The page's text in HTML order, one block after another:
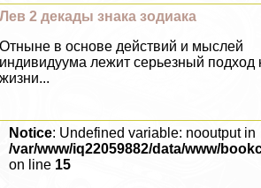
Лев 2 декады знака зодиака
Отныне в основе действий и мыслей
индивидуума лежит серьезный подход
жизни...
Notice: Undefined variable: nooutput in
/var/www/iq22059882/data/www/
on line 15